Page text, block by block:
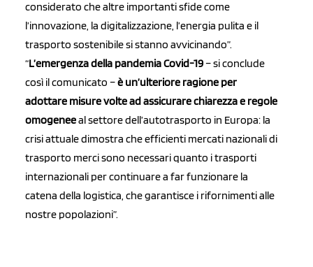
considerato che altre importanti sfide come
l’innovazione, la digitalizzazione, l’energia pulita e il
trasporto sostenibile si stanno avvicinando”.
“L’emergenza della pandemia Covid-19– si conclude
così il comunicato –è un’ulteriore ragione per
adottare misure volte ad assicurare chiarezza e regole
omogeneeal settore dell’autotrasporto in Europa: la
crisi attuale dimostra che efficienti mercati nazionali di
trasporto merci sono necessari quanto i trasporti
internazionali per continuare a far funzionare la
catena della logistica, che garantisce i rifornimenti alle
nostre popolazioni”.